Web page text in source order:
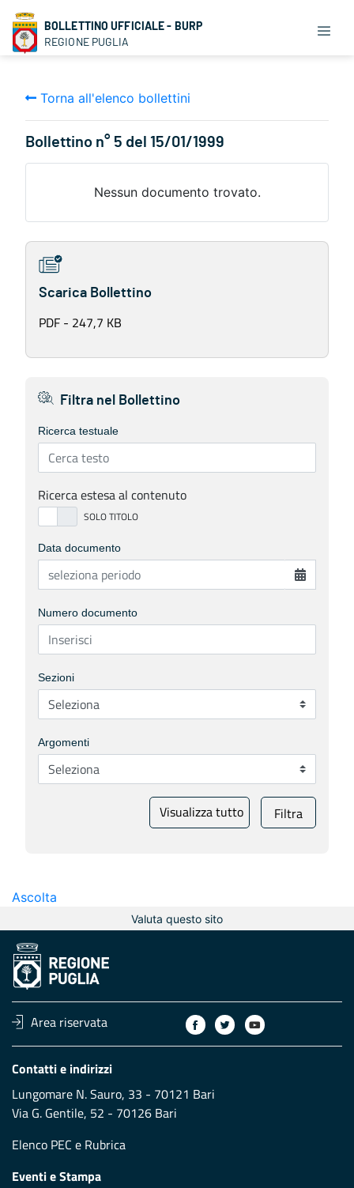
BOLLETTINO UFFICIALE - BURP
REGIONE PUGLIA
Torna all'elenco bollettini
Bollettino n° 5 del 15/01/1999
Nessun documento trovato.
Scarica Bollettino
PDF - 247,7 KB
Filtra nel Bollettino
Ricerca testuale
Ricerca estesa al contenuto
Data documento
Numero documento
Sezioni
Argomenti
Visualizza tutto Filtra
Ascolta
Valuta questo sito
Area riservata
Contatti e indirizzi
Lungomare N. Sauro, 33 - 70121 Bari
Via G. Gentile, 52 - 70126 Bari
Elenco PEC e Rubrica
Eventi e Stampa